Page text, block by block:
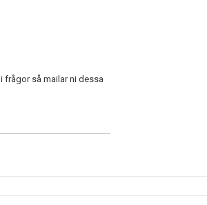
frågor så mailar ni dessa